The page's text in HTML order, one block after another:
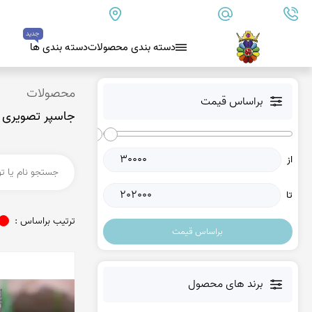
09179890157
info@goharanshop.com
دسته بندی محصولات
عقیق کلسدونی آبی
عقیق دروزی کلسدونی
عقیق کلسدونی قهوه ای
عقیق یمن زرد
عقیق یمن پرتقالی
دسته بندی ها
جدید
براساس قیمت
از
تا
براساس قیمت
برند های محصول
محصولات
جاسپر تصویری
ترتیب براساس :